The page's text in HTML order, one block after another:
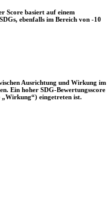
Score basiert auf einem
ebenfalls im Bereich von -10
Ausrichtung und Wirkung im
Ein hoher SDG-Bewertungsscore
„Wirkung“) eingetreten ist.